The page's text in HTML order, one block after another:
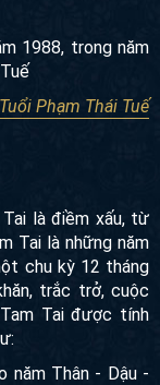
1988, trong năm
Phạm Thái Tuế
là điềm xấu, từ
Tai là những năm
chu kỳ 12 tháng
trắc trở, cuộc
Tai được tính
năm Thân - Dậu -